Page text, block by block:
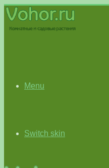
Menu
Switch skin